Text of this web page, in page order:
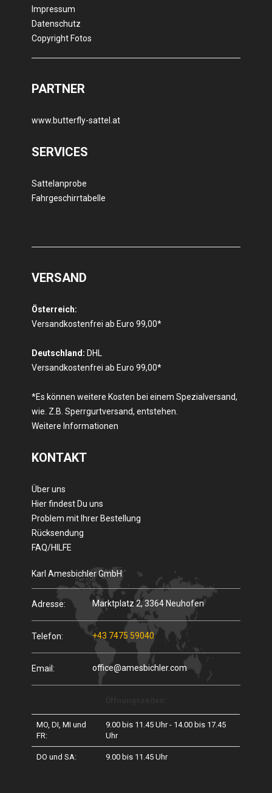
Impressum
Datenschutz
Copyright Fotos
PARTNER
www.butterfly-sattel.at
SERVICES
Sattelanprobe
Fahrgeschirrtabelle
VERSAND
Österreich:
Versandkostenfrei ab Euro 99,00*
Deutschland: DHL
Versandkostenfrei ab Euro 99,00*
*Es können weitere Kosten bei einem Spezialversand,
wie. Z.B. Sperrgurtversand, entstehen.
Weitere Informationen
KONTAKT
Über uns
Hier findest Du uns
Problem mit Ihrer Bestellung
Rücksendung
FAQ/HILFE
Karl Amesbichler GmbH
Adresse: Marktplatz 2, 3364 Neuhofen
Telefon: +43 7475 59040
Email: office@amesbichler.com
MO, DI, MI und
FR:
9.00 bis 11.45 Uhr - 14.00 bis 17.45
Uhr
DO und SA: 9.00 bis 11.45 Uhr